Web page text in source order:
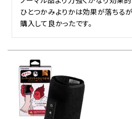
ひとつかみよりかは効果が落ちるが
購入して良かったです。